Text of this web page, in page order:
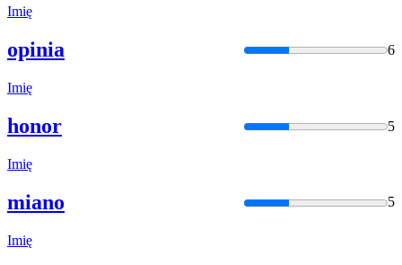
Imię
opinia 6
Imię
honor 5
Imię
miano 5
Imię